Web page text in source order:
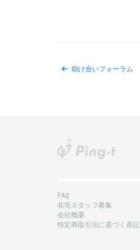
助け合いフォーラム
FAQ
在宅スタッフ募集
会社概要
特定商取引法に基づく表記